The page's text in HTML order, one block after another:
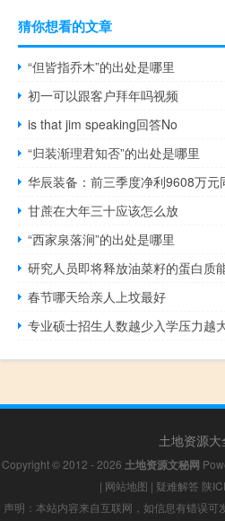
猜你想看的文章
“但皆指乔木”的出处是哪里
初一可以跟客户拜年吗视频
is that jim speaking回答No
“归装渐理君知否”的出处是哪里
华辰装备：前三季度净利9608万元
甘蔗在大年三十应该怎么放
“西家泉落涧”的出处是哪里
研究人员即将释放油菜籽的蛋白质
春节哪天给亲人上坟最好
专业硕士招生人数越少入学压力越
土地资源大
Copyright © 2012 - 2026 土地资源文秘网
| 网站地图 | 疑难解答 陕
声明：本站内容来自互联网，如信息有错误